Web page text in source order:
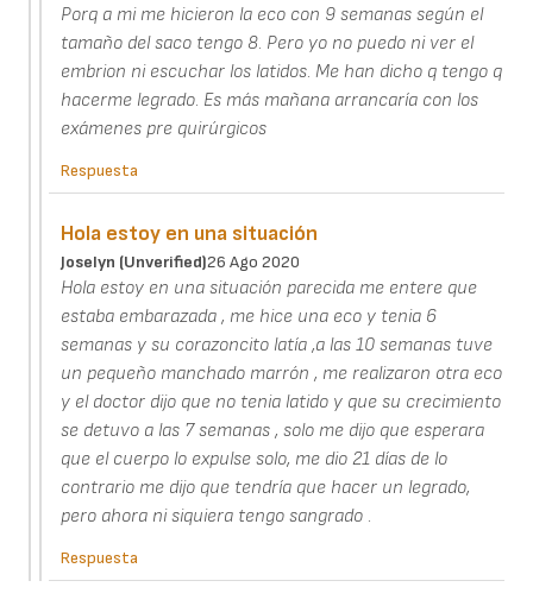
Porq a mi me hicieron la eco con 9 semanas según el
tamaño del saco tengo 8. Pero yo no puedo ni ver el
embrion ni escuchar los latidos. Me han dicho q tengo q
hacerme legrado. Es más mañana arrancaría con los
exámenes pre quirúrgicos
Respuesta
Hola estoy en una situación
Joselyn (unverified)26 Ago 2020
Hola estoy en una situación parecida me entere que
estaba embarazada , me hice una eco y tenia 6
semanas y su corazoncito latía ,a las 10 semanas tuve
un pequeño manchado marrón , me realizaron otra eco
y el doctor dijo que no tenia latido y que su crecimiento
se detuvo a las 7 semanas , solo me dijo que esperara
que el cuerpo lo expulse solo, me dio 21 días de lo
contrario me dijo que tendría que hacer un legrado,
pero ahora ni siquiera tengo sangrado .
Respuesta